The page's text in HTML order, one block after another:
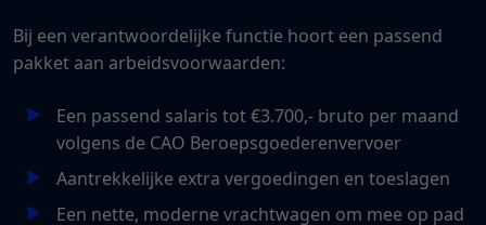
Bij een verantwoordelijke functie hoort een passend
pakket aan arbeidsvoorwaarden:
Een passend salaris tot €3.700,- bruto per maand
volgens de CAO Beroepsgoederenvervoer
Aantrekkelijke extra vergoedingen en toeslagen
Een nette, moderne vrachtwagen om mee op pad